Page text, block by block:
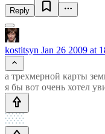
Reply
kostitsyn Jan 26 2009 at
а трехмерной карты
я бы вот очень хотел